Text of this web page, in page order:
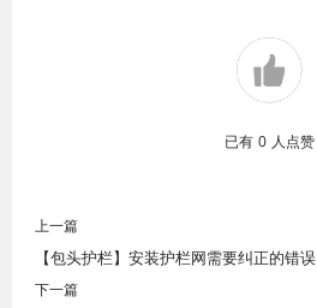
已有 0 人点赞
上一篇
【包头护栏】安装护栏网需要纠正的错误
下一篇